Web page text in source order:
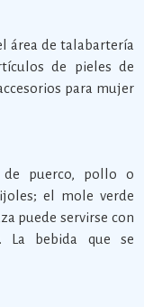
área de talabartería
de pieles de
para mujer
de puerco, pollo o
el mole verde
puede servirse con
La bebida que se